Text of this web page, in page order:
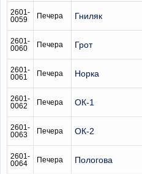
2601-
0059
Печера Гниляк
2601-
0060
Печера Грот
2601-
0061
Печера Норка
2601-
0062
Печера ОК-1
2601-
0063
Печера ОК-2
2601-
0064
Печера Пологова